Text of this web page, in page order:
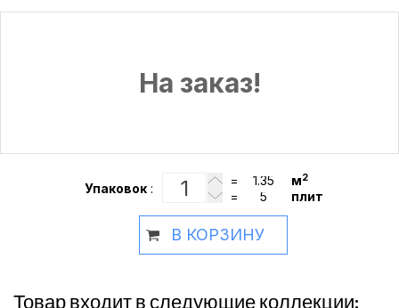
На заказ!
Упаковок :
= м2
= плит
В КОРЗИНУ
Товар входит в следующие коллекции: